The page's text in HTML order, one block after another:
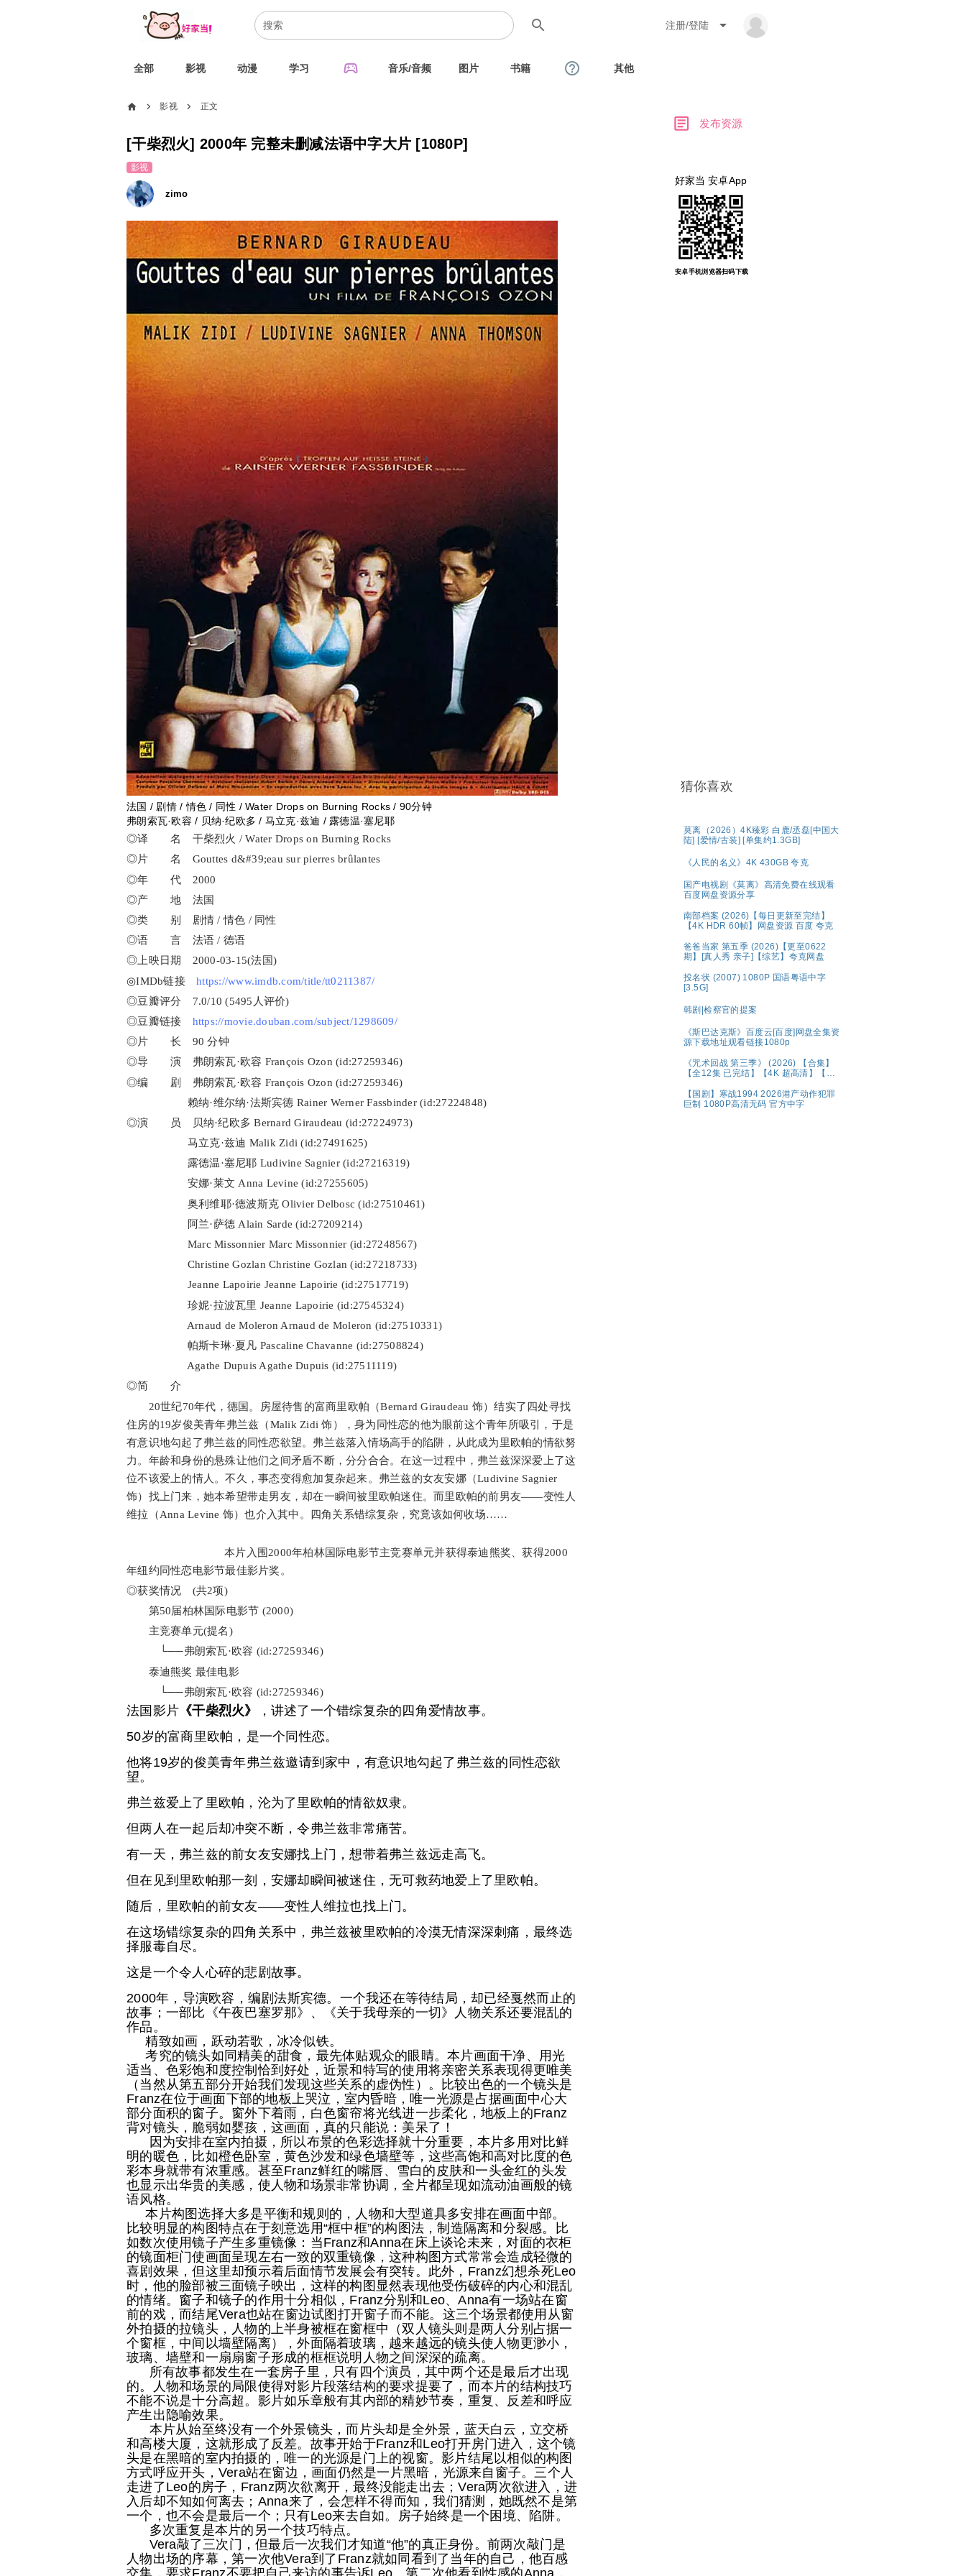
search 注册/登陆 arrow_drop_down
全部 影视 动漫 学习 sports_esports 音乐/音频 图片 书籍 help_outline 其他
home chevron_right 影视 chevron_right 正文
[干柴烈火] 2000年 完整未删减法语中字大片 [1080P]
影视
zimo
法国 / 剧情 / 情色 / 同性 / Water Drops on Burning Rocks / 90分钟
弗朗索瓦·欧容 / 贝纳·纪欧多 / 马立克·兹迪 / 露德温·塞尼耶
◎译 名 干柴烈火 / Water Drops on Burning Rocks
◎片 名 Gouttes d&#39;eau sur pierres brûlantes
◎年 代 2000
◎产 地 法国
◎类 别 剧情 / 情色 / 同性
◎语 言 法语 / 德语
◎上映日期 2000-03-15(法国)
◎IMDb链接https://www.imdb.com/title/tt0211387/
◎豆瓣评分 7.0/10 (5495人评价)
◎豆瓣链接 https://movie.douban.com/subject/1298609/
◎片 长 90 分钟
◎导 演 弗朗索瓦·欧容 François Ozon (id:27259346)
◎编 剧 弗朗索瓦·欧容 François Ozon (id:27259346)
赖纳·维尔纳·法斯宾德 Rainer Werner Fassbinder (id:27224848)
◎演 员 贝纳·纪欧多 Bernard Giraudeau (id:27224973)
马立克·兹迪 Malik Zidi (id:27491625)
露德温·塞尼耶 Ludivine Sagnier (id:27216319)
安娜·莱文 Anna Levine (id:27255605)
奥利维耶·德波斯克 Olivier Delbosc (id:27510461)
阿兰·萨德 Alain Sarde (id:27209214)
Marc Missonnier Marc Missonnier (id:27248567)
Christine Gozlan Christine Gozlan (id:27218733)
Jeanne Lapoirie Jeanne Lapoirie (id:27517719)
珍妮·拉波瓦里 Jeanne Lapoirie (id:27545324)
Arnaud de Moleron Arnaud de Moleron (id:27510331)
帕斯卡琳·夏凡 Pascaline Chavanne (id:27508824)
Agathe Dupuis Agathe Dupuis (id:27511119)
◎简 介
20世纪70年代，德国。房屋待售的富商里欧帕（Bernard Giraudeau 饰）结实了四处寻找
住房的19岁俊美青年弗兰兹（Malik Zidi 饰），身为同性恋的他为眼前这个青年所吸引，于是
有意识地勾起了弗兰兹的同性恋欲望。弗兰兹落入情场高手的陷阱，从此成为里欧帕的情欲努
力。年龄和身份的悬殊让他们之间矛盾不断，分分合合。在这一过程中，弗兰兹深深爱上了这
位不该爱上的情人。不久，事态变得愈加复杂起来。弗兰兹的女友安娜（Ludivine Sagnier
饰）找上门来，她本希望带走男友，却在一瞬间被里欧帕迷住。而里欧帕的前男友——变性人
维拉（Anna Levine 饰）也介入其中。四角关系错综复杂，究竟该如何收场……
本片入围2000年柏林国际电影节主竞赛单元并获得泰迪熊奖、获得2000
年纽约同性恋电影节最佳影片奖。
◎获奖情况 (共2项)
第50届柏林国际电影节 (2000)
主竞赛单元(提名)
└──弗朗索瓦·欧容 (id:27259346)
泰迪熊奖 最佳电影
└──弗朗索瓦·欧容 (id:27259346)
法国影片 《干柴烈火》
，讲述了一个错综复杂的四角爱情故事。
50岁的富商里欧帕，是一个同性恋。
他将19岁的俊美青年弗兰兹邀请到家中，有意识地勾起了弗兰兹的同性恋欲
望。
弗兰兹爱上了里欧帕，沦为了里欧帕的情欲奴隶。
但两人在一起后却冲突不断，令弗兰兹非常痛苦。
有一天，弗兰兹的前女友安娜找上门，想带着弗兰兹远走高飞。
但在见到里欧帕那一刻，安娜却瞬间被迷住，无可救药地爱上了里欧帕。
随后，里欧帕的前女友——变性人维拉也找上门。
在这场错综复杂的四角关系中，弗兰兹被里欧帕的冷漠无情深深刺痛，最终选
择服毒自尽。
这是一个令人心碎的悲剧故事。
2000年，导演欧容，编剧法斯宾德。一个我还在等待结局，却已经戛然而止的
故事；一部比《午夜巴塞罗那》、《关于我母亲的一切》人物关系还要混乱的
作品。
精致如画，跃动若歌，冰冷似铁。
考究的镜头如同精美的甜食，最先体贴观众的眼睛。本片画面干净、用光
适当、色彩饱和度控制恰到好处，近景和特写的使用将亲密关系表现得更唯美
（当然从第五部分开始我们发现这些关系的虚伪性）。比较出色的一个镜头是
Franz在位于画面下部的地板上哭泣，室内昏暗，唯一光源是占据画面中心大
部分面积的窗子。窗外下着雨，白色窗帘将光线进一步柔化，地板上的Franz
背对镜头，脆弱如婴孩，这画面，真的只能说：美呆了！
因为安排在室内拍摄，所以布景的色彩选择就十分重要，本片多用对比鲜
明的暖色，比如橙色卧室，黄色沙发和绿色墙壁等，这些高饱和高对比度的色
彩本身就带有浓重感。甚至Franz鲜红的嘴唇、雪白的皮肤和一头金红的头发
也显示出华贵的美感，使人物和场景非常协调，全片都呈现如流动油画般的镜
语风格。
本片构图选择大多是平衡和规则的，人物和大型道具多安排在画面中部。
比较明显的构图特点在于刻意选用“框中框”的构图法，制造隔离和分裂感。比
如数次使用镜子产生多重镜像：当Franz和Anna在床上谈论未来，对面的衣柜
的镜面柜门使画面呈现左右一致的双重镜像，这种构图方式常常会造成轻微的
喜剧效果，但这里却预示着后面情节发展会有突转。此外，Franz幻想杀死Leo
时，他的脸部被三面镜子映出，这样的构图显然表现他受伤破碎的内心和混乱
的情绪。窗子和镜子的作用十分相似，Franz分别和Leo、Anna有一场站在窗
前的戏，而结尾Vera也站在窗边试图打开窗子而不能。这三个场景都使用从窗
外拍摄的拉镜头，人物的上半身被框在窗框中（双人镜头则是两人分别占据一
个窗框，中间以墙壁隔离），外面隔着玻璃，越来越远的镜头使人物更渺小，
玻璃、墙壁和一扇扇窗子形成的框框说明人物之间深深的疏离。
所有故事都发生在一套房子里，只有四个演员，其中两个还是最后才出现
的。人物和场景的局限使得对影片段落结构的要求提要了，而本片的结构技巧
不能不说是十分高超。影片如乐章般有其内部的精妙节奏，重复、反差和呼应
产生出隐喻效果。
本片从始至终没有一个外景镜头，而片头却是全外景，蓝天白云，立交桥
和高楼大厦，这就形成了反差。故事开始于Franz和Leo打开房门进入，这个镜
头是在黑暗的室内拍摄的，唯一的光源是门上的视窗。影片结尾以相似的构图
方式呼应开头，Vera站在窗边，画面仍然是一片黑暗，光源来自窗子。三个人
走进了Leo的房子，Franz两次欲离开，最终没能走出去；Vera两次欲进入，进
入后却不知如何离去；Anna来了，会怎样不得而知，我们猜测，她既然不是第
一个，也不会是最后一个；只有Leo来去自如。房子始终是一个困境、陷阱。
多次重复是本片的另一个技巧特点。
Vera敲了三次门，但最后一次我们才知道“他”的真正身份。前两次敲门是
人物出场的序幕，第一次他Vera到了Franz就如同看到了当年的自己，他百感
article 发布资源
好家当 安卓App
安卓手机浏览器扫码下载
猜你喜欢
莫离（2026）4K臻彩 白鹿/丞磊[中国大
陆] [爱情/古装] [单集约1.3GB]
《人民的名义》4K 430GB 夸克
国产电视剧《莫离》高清免费在线观看
百度网盘资源分享
南部档案 (2026)【每日更新至完结】
【4K HDR 60帧】网盘资源 百度 夸克
爸爸当家 第五季 (2026)【更至0622
期】[真人秀 亲子]【综艺】夸克网盘
投名状 (2007) 1080P 国语粤语中字
[3.5G]
韩剧|检察官的提案
《斯巴达克斯》百度云[百度]网盘全集资
源下载地址观看链接1080p
《咒术回战 第三季》 (2026) 【合集】
【全12集 已完结】【4K 超高清】【内
【附1-2季+系列】夸克
【国剧】寒战1994 2026港产动作犯罪
巨制 1080P高清无码 官方中字